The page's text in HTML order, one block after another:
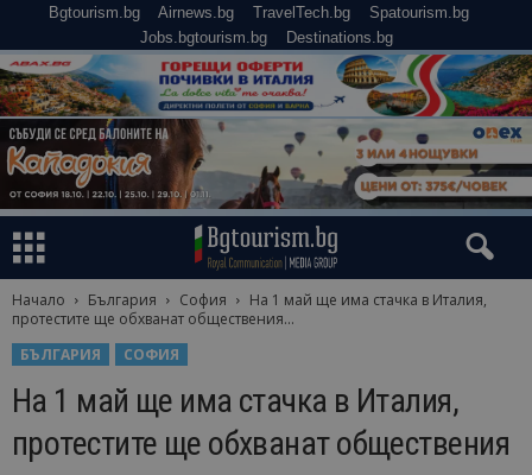
Bgtourism.bg Airnews.bg TravelTech.bg
Spatourism.bg
Jobs.bgtourism.bg
Destinations.bg
Начало България София
На 1 май ще има стачка в Италия,
протестите ще обхванат обществения...
БЪЛГАРИЯ
СОФИЯ
На 1 май ще има стачка в Италия,
протестите ще обхванат обществения